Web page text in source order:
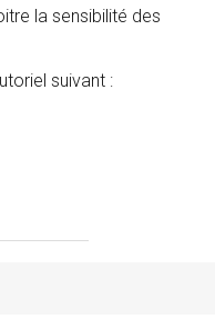
la sensibilité des
suivant :